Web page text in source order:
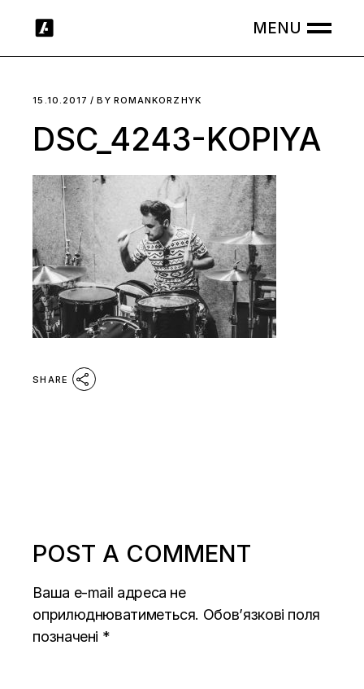
15.10.2017 BY ROMANKORZHYK
DSC_4243-KOPIYA
SHARE
POST A COMMENT
Ваша e-mail адреса не
оприлюднюватиметься. Обов’язкові поля
позначені *